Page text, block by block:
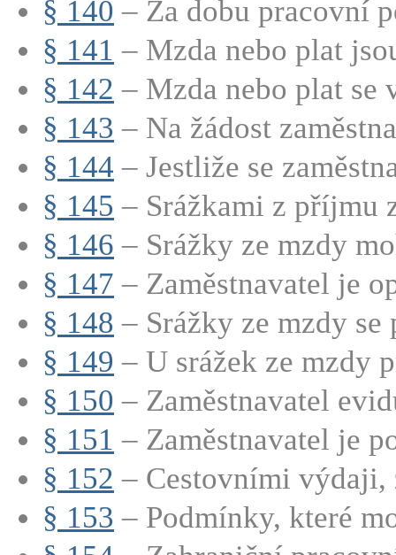
§ 140 – Za dobu pracovní
§ 141 – Mzda nebo plat
§ 142 – Mzda nebo plat se
§ 143 – Na žádost
§ 144 – Jestliže se
§ 145 – Srážkami z příjmu
§ 146 – Srážky ze mzdy
§ 147 – Zaměstnavatel je
§ 148 – Srážky ze mzdy se
§ 149 – U srážek ze mzdy
§ 150 – Zaměstnavatel
§ 151 – Zaměstnavatel je
§ 152 – Cestovními výdaji,
§ 153 – Podmínky, které